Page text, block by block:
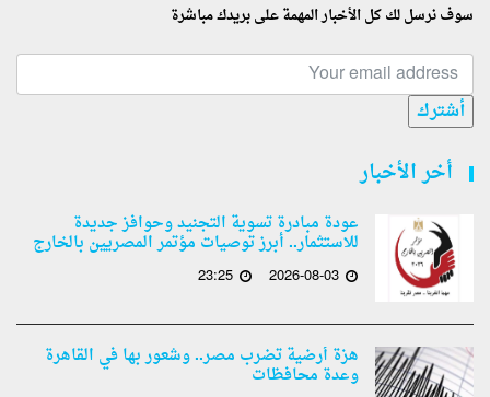
سوف نرسل لك كل الأخبار المهمة على بريدك مباشرة
أشترك
أخر الأخبار
عودة مبادرة تسوية التجنيد وحوافز جديدة
للاستثمار.. أبرز توصيات مؤتمر المصريين بالخارج
2026-08-03
23:25
هزة أرضية تضرب مصر.. وشعور بها في القاهرة
وعدة محافظات